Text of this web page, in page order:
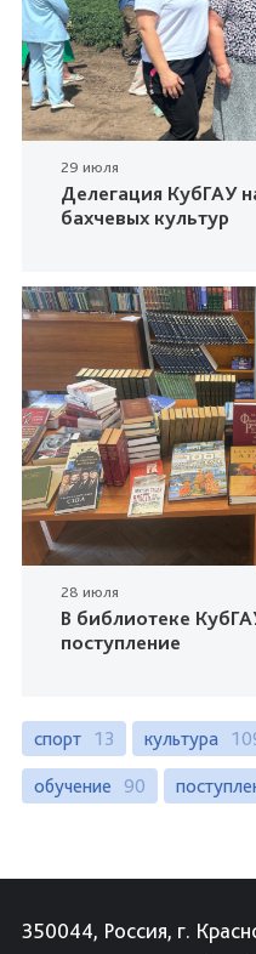
29 июля
Делегация КубГАУ
бахчевых культур
28 июля
В библиотеке
поступление
спорт 13 культура
обучение 90
350044, Россия, г.